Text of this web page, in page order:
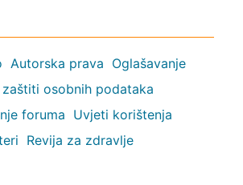
Autorska prava Oglašavanje
osobnih podataka
foruma Uvjeti korištenja
Revija za zdravlje